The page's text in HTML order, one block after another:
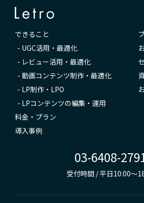
できること
- UGC活用・最適化
- レビュー活用・最適化
- 動画コンテンツ制作・最適化
- LP制作・LPO
- LPコンテンツの編集・運用
料金・プラン
導入事例
03-6408-
受付時間 / 平日10:00～